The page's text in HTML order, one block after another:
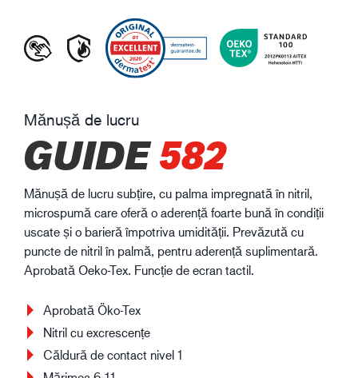
Mănușă de lucru
GUIDE582
Mănușă de lucru subțire, cu palma impregnată în nitril,
microspumă care oferă o aderență foarte bună în condiții
uscate și o barieră împotriva umidității. Prevăzută cu
puncte de nitril în palmă, pentru aderență suplimentară.
Aprobată Oeko-Tex. Funcție de ecran tactil.
Aprobată Öko-Tex
Nitril cu excrescențe
Căldură de contact nivel 1